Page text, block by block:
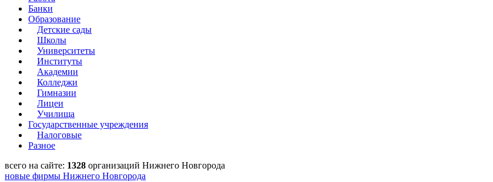
Банки
Образование
Детские сады
Школы
Университеты
Институты
Академии
Колледжи
Гимназии
Лицеи
Училища
Государственные учреждения
Налоговые
Разное
всего на сайте: 1328 организаций Нижнего Новгорода
новые фирмы Нижнего Новгорода